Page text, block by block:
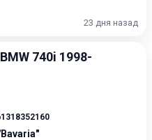
23 дня назад
740i 1998-